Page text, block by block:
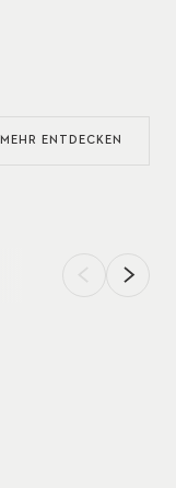
MEHR ENTDECKEN